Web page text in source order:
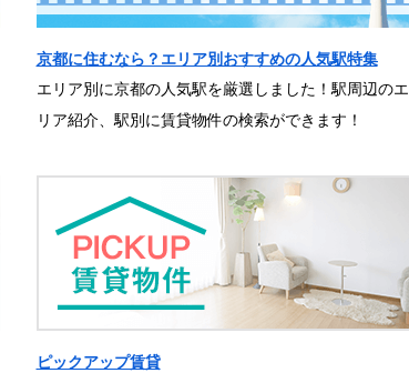
京都に住むなら？エリア別おすすめの人気駅特集
エリア別に京都の人気駅を厳選しました！駅周辺のエ
リア紹介、駅別に賃貸物件の検索ができます！
ピックアップ賃貸